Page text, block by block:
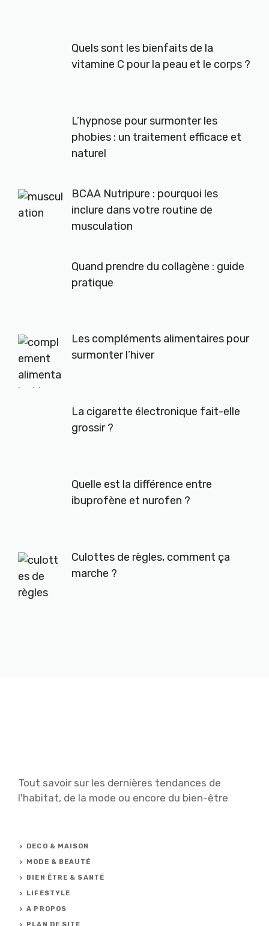
Quels sont les bienfaits de la
vitamine C pour la peau et le corps ?
L’hypnose pour surmonter les
phobies : un traitement efficace et
naturel
BCAA Nutripure : pourquoi les
inclure dans votre routine de
musculation
Quand prendre du collagène : guide
pratique
Les compléments alimentaires pour
surmonter l’hiver
La cigarette électronique fait-elle
grossir ?
Quelle est la différence entre
ibuprofène et nurofen ?
Culottes de règles, comment ça
marche ?
Tout savoir sur les dernières tendances de
l'habitat, de la mode ou encore du bien-être
DECO & MAISON
MODE & BEAUTÉ
BIEN ÊTRE & SANTÉ
LIFESTYLE
A PROPOS